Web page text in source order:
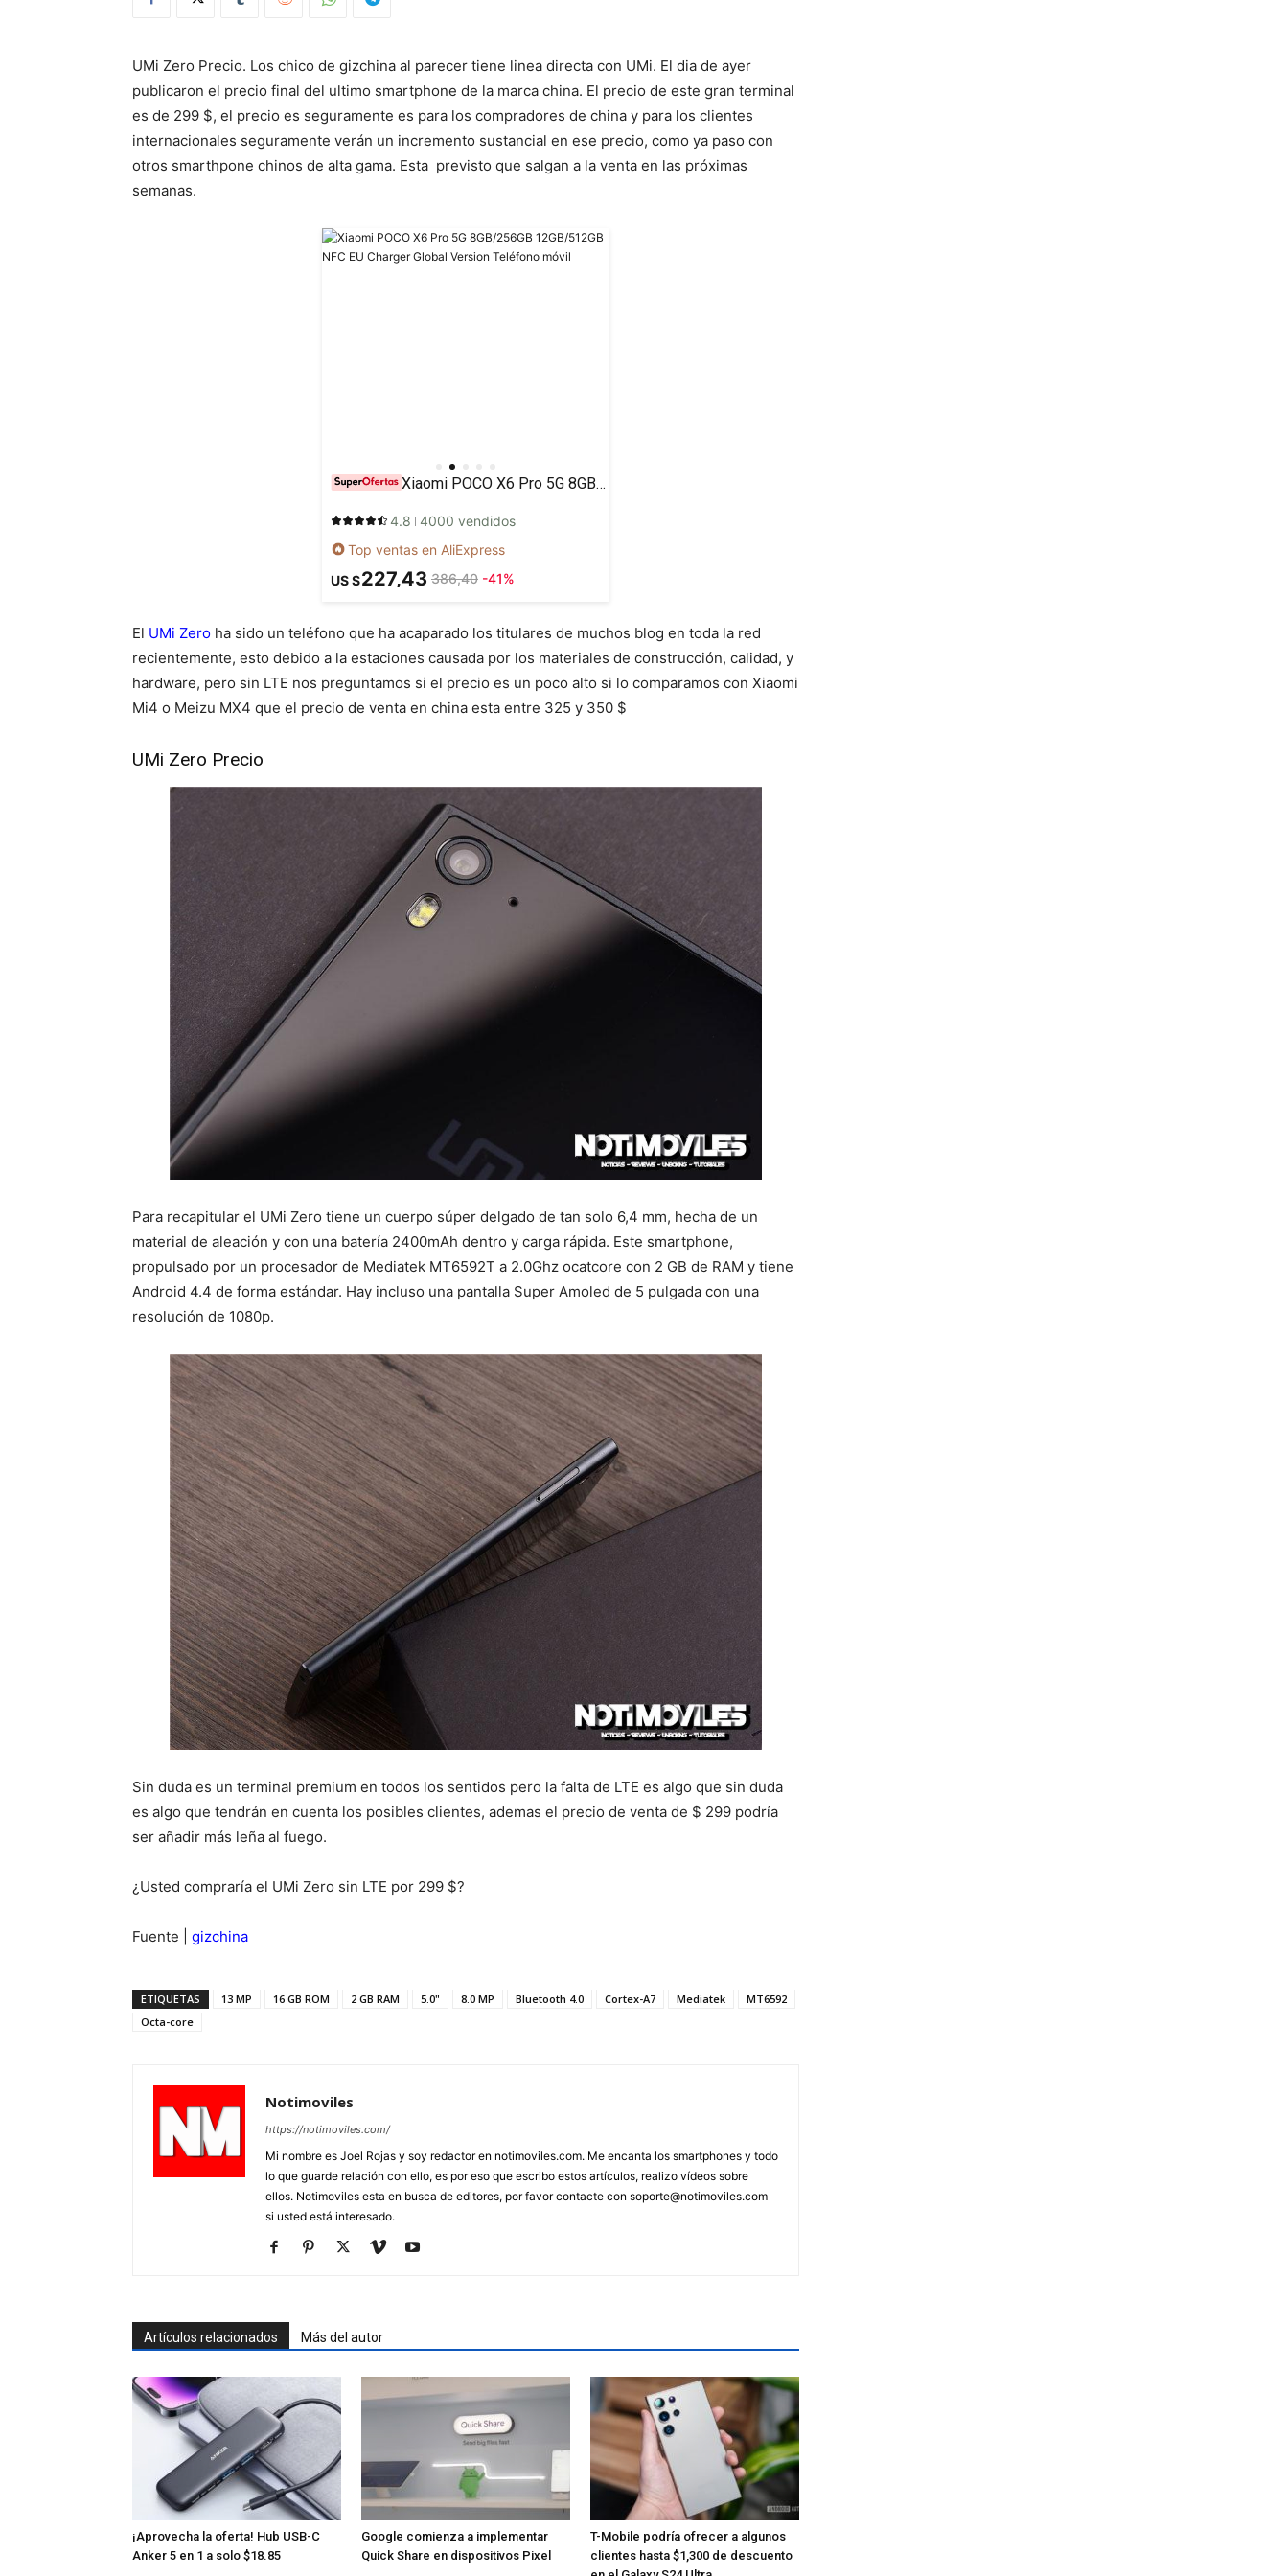
UMi Zero Precio. Los chico de gizchina al parecer tiene linea directa con UMi. El dia de ayer
publicaron el precio final del ultimo smartphone de la marca china. El precio de este gran terminal
es de 299 $, el precio es seguramente es para los compradores de china y para los clientes
internacionales seguramente verán un incremento sustancial en ese precio, como ya paso con
otros smarthpone chinos de alta gama. Esta previsto que salgan a la venta en las próximas
semanas.
Xiaomi POCO X6 Pro 5G 8GB/256GB 12GB/512GB NFC EU Charger Global Version Teléfono móvil
4.8 4000 vendidos
Top ventas en AliExpress
US $227,43 386,40 -41%
El UMi Zero ha sido un teléfono que ha acaparado los titulares de muchos blog en toda la red
recientemente, esto debido a la estaciones causada por los materiales de construcción, calidad, y
hardware, pero sin LTE nos preguntamos si el precio es un poco alto si lo comparamos con Xiaomi
Mi4 o Meizu MX4 que el precio de venta en china esta entre 325 y 350 $
UMi Zero Precio
Para recapitular el UMi Zero tiene un cuerpo súper delgado de tan solo 6,4 mm, hecha de un
material de aleación y con una batería 2400mAh dentro y carga rápida. Este smartphone,
propulsado por un procesador de Mediatek MT6592T a 2.0Ghz ocatcore con 2 GB de RAM y tiene
Android 4.4 de forma estándar. Hay incluso una pantalla Super Amoled de 5 pulgada con una
resolución de 1080p.
Sin duda es un terminal premium en todos los sentidos pero la falta de LTE es algo que sin duda
es algo que tendrán en cuenta los posibles clientes, ademas el precio de venta de $ 299 podría
ser añadir más leña al fuego.
¿Usted compraría el UMi Zero sin LTE por 299 $?
Fuente | gizchina
ETIQUETAS 13 MP 16 GB ROM 2 GB RAM 5.0" 8.0 MP Bluetooth 4.0 Cortex-A7 Mediatek
MT6592
Octa-core
Notimoviles
https://notimoviles.com/
Mi nombre es Joel Rojas y soy redactor en notimoviles.com. Me encanta los smartphones y todo
lo que guarde relación con ello, es por eso que escribo estos artículos, realizo vídeos sobre
ellos. Notimoviles esta en busca de editores, por favor contacte con soporte@notimoviles.com
si usted está interesado.
Artículos relacionados Más del autor
¡Aprovecha la oferta! Hub USB-C
Anker 5 en 1 a solo $18.85
Google comienza a implementar
Quick Share en dispositivos Pixel
T-Mobile podría ofrecer a algunos
clientes hasta $1,300 de descuento